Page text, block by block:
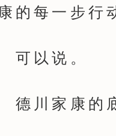
的每一步行
以说。
川家康的底